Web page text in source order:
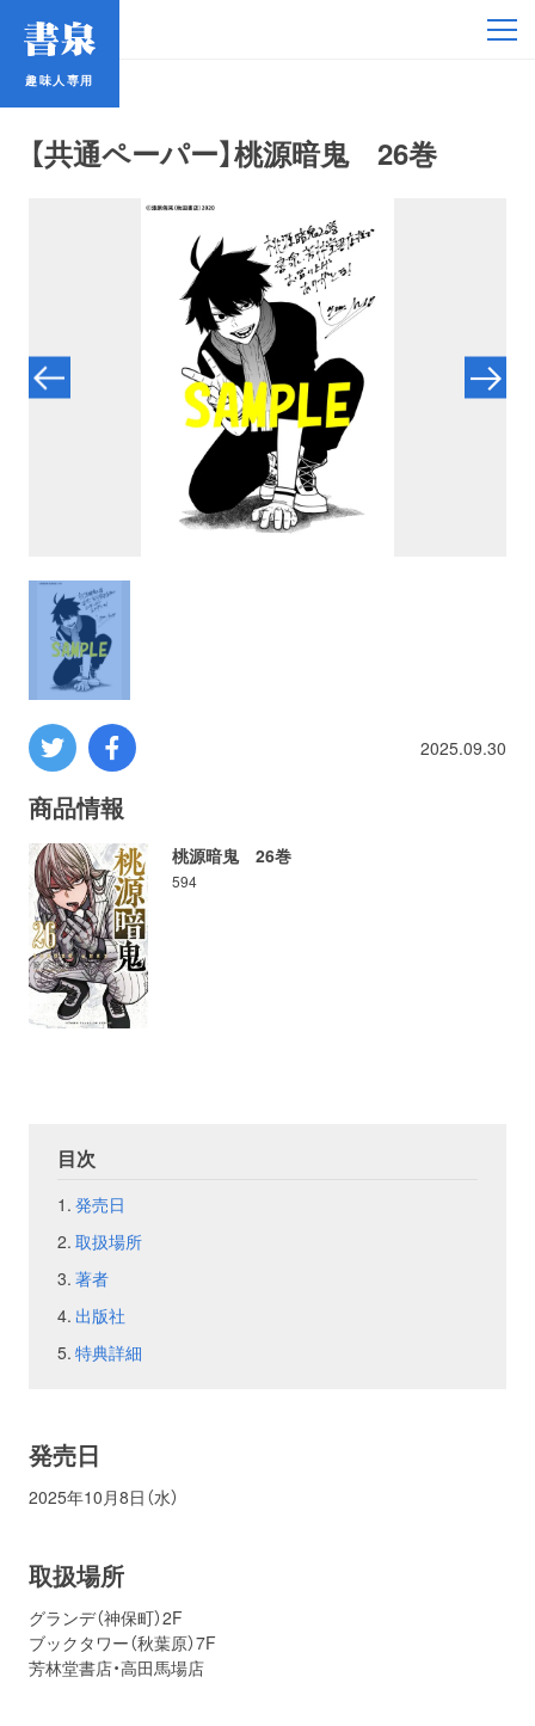
趣味人専用
【共通ペーパー】桃源暗鬼 26巻
2025.09.30
商品情報
桃源暗鬼 26巻
594
目次
発売日
取扱場所
著者
出版社
特典詳細
発売日
2025年10月8日（水）
取扱場所
グランデ（神保町）2F
ブックタワー（秋葉原）7F
芳林堂書店・高田馬場店
趣味人専用
コミック・ラノベ
数学
コンピューター
ミリタリー
その他
イベント
フェア